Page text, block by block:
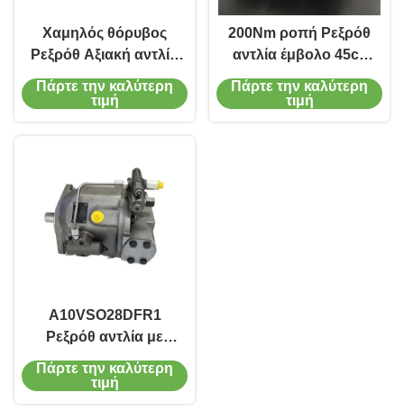
Χαμηλός θόρυβος
Ρεξρόθ Αξιακή αντλία
έμβολο για
υδροστατικές
Πάρτε την καλύτερη
τιμή
200Nm ροπή Ρεξρόθ
αντλία έμβολο 45cc
χυτοσίδηρο σώμα για
εξοπλισμό εξόρυξης
Πάρτε την καλύτερη
τιμή
Α10VSO28DFR1
Ρεξρόθ αντλία με
έμβολο χυτοσίδηρο
για συστήματα
Πάρτε την καλύτερη
τιμή